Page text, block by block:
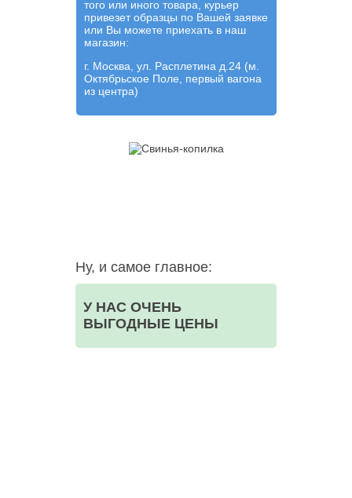
того или иного товара, курьер
привезет образцы по Вашей заявке
или Вы можете приехать в наш
магазин:
г. Москва, ул. Расплетина д.24 (м.
Октябрьское Поле, первый вагона
из центра)
Ну, и самое главное:
У НАС ОЧЕНЬ
ВЫГОДНЫЕ ЦЕНЫ